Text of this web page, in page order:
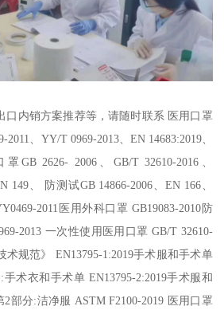
口内销方案推荐等，请随时联系 医用口罩
2011、YY/T 0969-2013、EN 14683:2019、
GB 2626- 2006、GB/T 32610-2016、
149、 防测试GB 14866-2006、EN 166、
2011医用外科口罩 GB19083-2010防
2013 一次性使用医用口罩 GB/T 32610-
术规范》 EN13795-1:2019手术服和手术单
术衣和手术单 EN13795-2:2019手术服和
部分:洁净服 ASTM F2100-2019 医用口罩